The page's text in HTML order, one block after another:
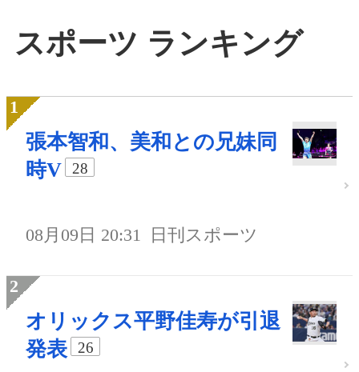
スポーツ ランキング
張本智和、美和との兄妹同
時V
28
08月09日 20:31 日刊スポーツ
オリックス平野佳寿が引退
発表
26